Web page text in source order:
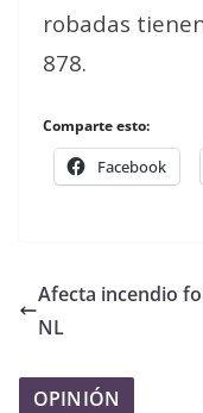
robadas
878.
Comparte esto:
Facebook
Afecta incendio
NL
OPINIÓN